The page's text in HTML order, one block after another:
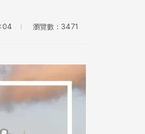
瀏覽數：3471